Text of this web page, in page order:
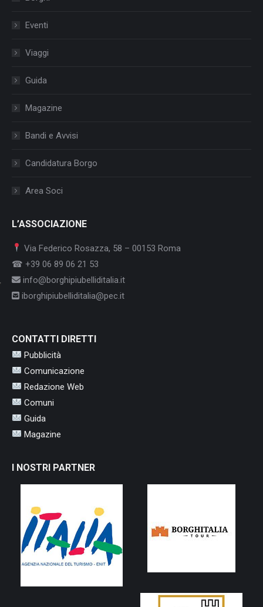
Eventi
Viaggi
Guida
Magazine
Bandi e Avvisi
Candidatura Borgo
Area Soci
L’ASSOCIAZIONE
Via Federico Rosazza, 58 – 00153 Roma
☎ +39 06 89 06 21 53
info@borghipiubelliditalia.it
iborghipiubelliditalia@pec.it
CONTATTI DIRETTI
Pubblicità
Comunicazione
Redazione Web
Comuni
Guida
Magazine
I NOSTRI PARTNER